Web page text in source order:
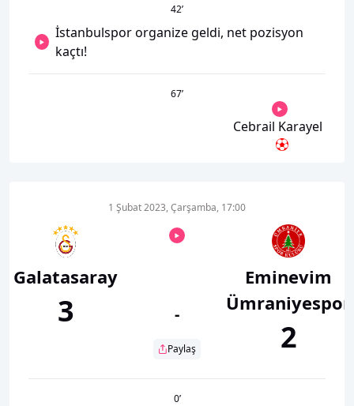
42’
İstanbulspor organize geldi, net pozisyon
kaçtı!
67’
Cebrail Karayel
Galatasaray
3
1 Şubat 2023, Çarşamba, 17:00
-
Paylaş
Eminevim
Ümraniyespor
2
0’